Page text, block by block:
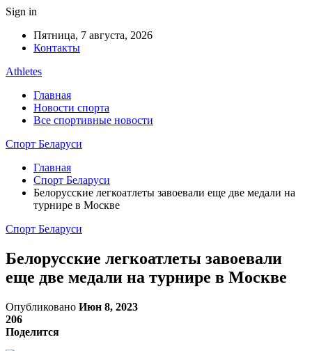
Sign in
Пятница, 7 августа, 2026
Контакты
Athletes
Главная
Новости спорта
Все спортивные новости
Спорт Беларуси
Главная
Спорт Беларуси
Белорусские легкоатлеты завоевали еще две медали на
турнире в Москве
Спорт Беларуси
Белорусские легкоатлеты завоевали
еще две медали на турнире в Москве
Опубликовано Июн 8, 2023
206
Поделится